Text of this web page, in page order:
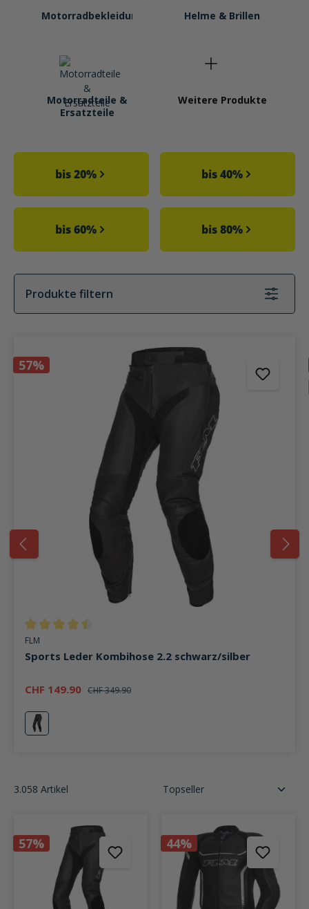
Motorradbekleidung Helme & Brillen
Motorradteile &
Ersatzteile
Weitere Produkte
Kategoriegalerie überspringen
bis 20% bis 40%
bis 60% bis 80%
Produkte filtern
57%
Durchschnittliche Bewertung von 4.6 von 5 Sternen
FLM
Sports Leder Kombihose 2.2 schwarz/silber
CHF 149.90 CHF 349.90
silber
3.058 Artikel
57% 44%